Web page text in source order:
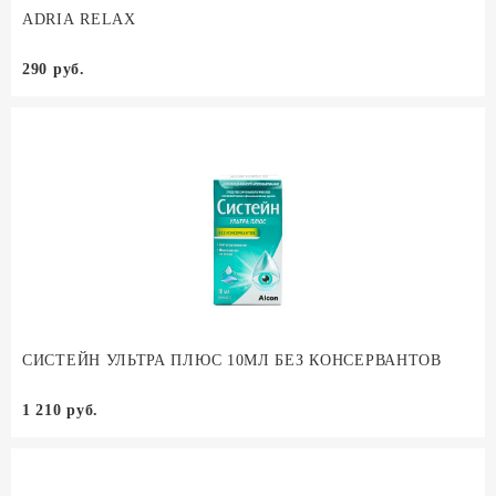
ADRIA RELAX
290 руб.
СИСТЕЙН УЛЬТРА ПЛЮС 10МЛ БЕЗ КОНСЕРВАНТОВ
1 210 руб.